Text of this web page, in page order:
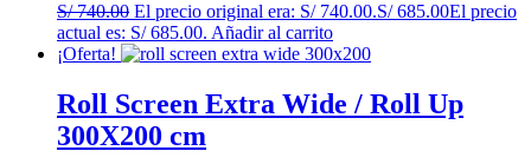
S/740.00 El precio original era: S/ 740.00.S/685.00El precio
actual es: S/ 685.00. Añadir al carrito
¡Oferta!
Roll Screen Extra Wide / Roll Up
300X200 cm